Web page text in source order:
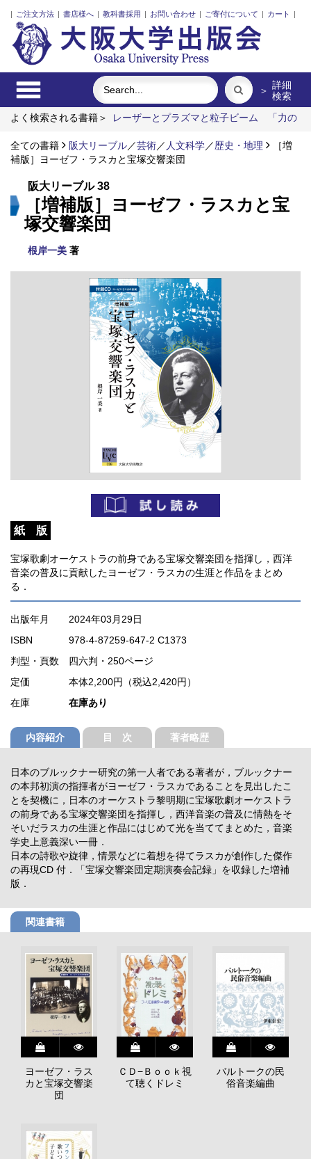
| ご注文方法 | 書店様へ | 教科書採用 | お問い合わせ | ご寄付について | カート |
＞ 詳細
検索
よく検索される書籍＞
レーザーとプラズマと粒子ビーム
「力の
リスク意思決定論
固体高分子形燃料電池要素材料・水素貯蔵材
料の知的設計
全ての書籍 阪大リーブル／芸術／ 人文科学／歴史・地理
［増
補版］ヨーゼフ・ラスカと宝塚交響楽団
阪大リーブル 38
［増補版］ヨーゼフ・ラスカと宝
塚交響楽団
根岸一美 著
紙 版
宝塚歌劇オーケストラの前身である宝塚交響楽団を指揮し，西洋
音楽の普及に貢献したヨーゼフ・ラスカの生涯と作品をまとめ
る．
出版年月
2024年03月29日
ISBN
978-4-87259-647-2 C1373
判型・頁数 四六判・250ページ
定価
本体2,200円（税込2,420円）
在庫
在庫あり
内容紹介 目 次 著者略歴
日本のブルックナー研究の第一人者である著者が，ブルックナー
の本邦初演の指揮者がヨーゼフ・ラスカであることを見出したこ
とを契機に，日本のオーケストラ黎明期に宝塚歌劇オーケストラ
の前身である宝塚交響楽団を指揮し，西洋音楽の普及に情熱をそ
そいだラスカの生涯と作品にはじめて光を当ててまとめた，音楽
学史上意義深い一冊．
日本の詩歌や旋律，情景などに着想を得てラスカが創作した傑作
の再現CD 付．「宝塚交響楽団定期演奏会記録」を収録した増補
版．
関連書籍
ヨーゼフ・ラス
カと宝塚交響楽
団
ＣＤ−Ｂｏｏｋ視
て聴くドレミ
バルトークの民
俗音楽編曲